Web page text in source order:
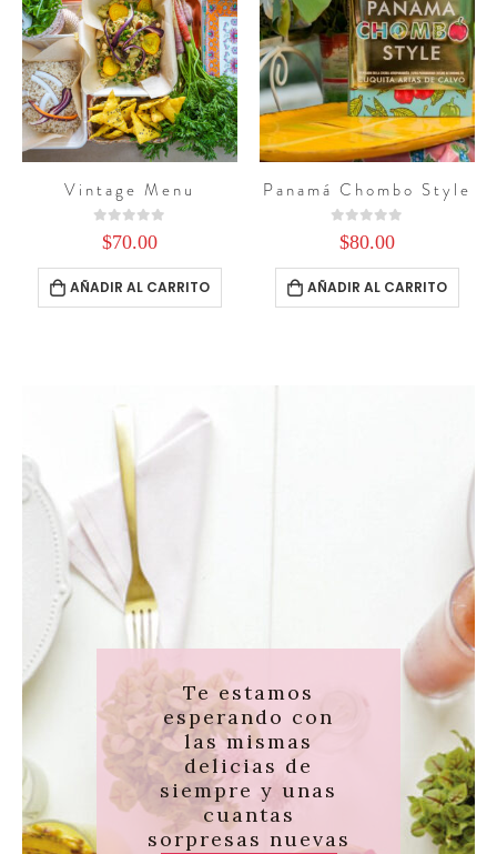
Vintage Menu
out of 5
$70.00
AÑADIR AL CARRITO
Panamá Chombo Style
out of 5
$80.00
AÑADIR AL CARRITO
Te estamos
esperando con
las mismas
delicias de
siempre y unas
cuantas
sorpresas nuevas